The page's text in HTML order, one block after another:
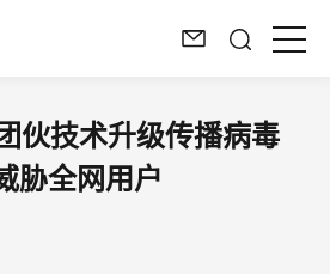
伙技术升级传播病毒
胁全网用户